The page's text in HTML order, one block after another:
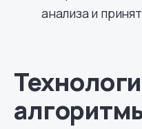
анализа и